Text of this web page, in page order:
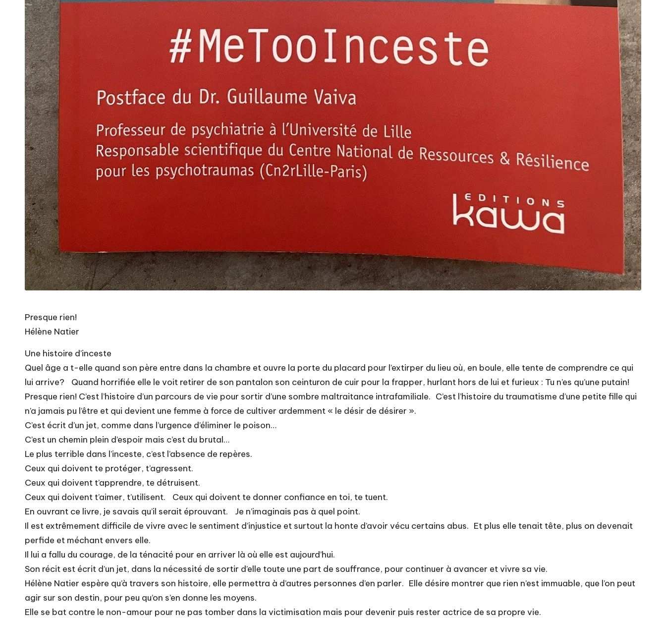
Presque rien!
Hélène Natier
Une histoire d’inceste
Quel âge a t-elle quand son père entre dans la chambre et ouvre la porte du placard pour l’extirper du lieu où, en boule, elle tente de comprendre ce qui
lui arrive? Quand horrifiée elle le voit retirer de son pantalon son ceinturon de cuir pour la frapper, hurlant hors de lui et furieux : Tu n’es qu’une putain!
Presque rien! C’est l’histoire d’un parcours de vie pour sortir d’une sombre maltraitance intrafamiliale. C’est l’histoire du traumatisme d’une petite fille qui
n’a jamais pu l’être et qui devient une femme à force de cultiver ardemment « le désir de désirer ».
C’est écrit d’un jet, comme dans l’urgence d’éliminer le poison…
C’est un chemin plein d’espoir mais c’est du brutal…
Le plus terrible dans l’inceste, c’est l’absence de repères.
Ceux qui doivent te protéger, t’agressent.
Ceux qui doivent t’apprendre, te détruisent.
Ceux qui doivent t’aimer, t’utilisent. Ceux qui doivent te donner confiance en toi, te tuent.
En ouvrant ce livre, je savais qu’il serait éprouvant. Je n’imaginais pas à quel point.
Il est extrêmement difficile de vivre avec le sentiment d’injustice et surtout la honte d’avoir vécu certains abus. Et plus elle tenait tête, plus on devenait
perfide et méchant envers elle.
Il lui a fallu du courage, de la ténacité pour en arriver là où elle est aujourd’hui.
Son récit est écrit d’un jet, dans la nécessité de sortir d’elle toute une part de souffrance, pour continuer à avancer et vivre sa vie.
Hélène Natier espère qu’à travers son histoire, elle permettra à d’autres personnes d’en parler. Elle désire montrer que rien n’est immuable, que l’on peut
agir sur son destin, pour peu qu’on s’en donne les moyens.
Elle se bat contre le non-amour pour ne pas tomber dans la victimisation mais pour devenir puis rester actrice de sa propre vie.